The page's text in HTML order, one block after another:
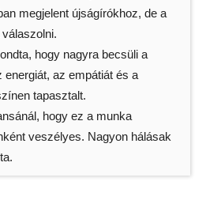
megjelent újságírókhoz, de a
hogy nagyra becsüli a
az empátiát és a
tapasztalt.
hogy ez a munka
veszélyes. Nagyon hálásak